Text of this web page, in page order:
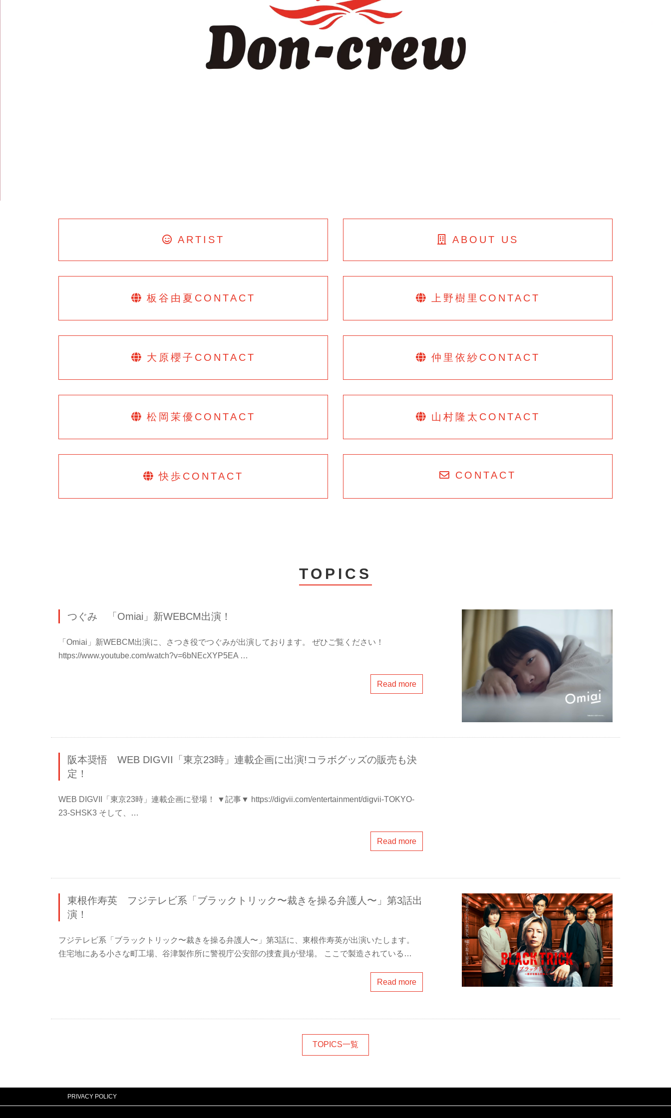
ARTIST ABOUT US
板谷由夏 CONTACT 上野樹里 CONTACT
大原櫻子 CONTACT 仲里依紗 CONTACT
松岡茉優 CONTACT 山村隆太 CONTACT
快歩 CONTACT CONTACT
TOPICS
つぐみ 「Omiai」新WEBCM出演！
「Omiai」新WEBCM出演に、さつき役でつぐみが出演しております。 ぜひご覧ください！
https://www.youtube.com/watch?v=6bNEcXYP5EA …
Read more
阪本奨悟 WEB DIGVII「東京23時」連載企画に出演!コラボグッズの販売も決
定！
WEB DIGVII「東京23時」連載企画に登場！ ▼記事▼ https://digvii.com/entertainment/digvii-TOKYO-
23-SHSK3 そして、…
Read more
東根作寿英 フジテレビ系「ブラックトリック〜裁きを操る弁護人〜」第3話出
演！
フジテレビ系「ブラックトリック〜裁きを操る弁護人〜」第3話に、東根作寿英が出演いたします。
住宅地にある小さな町工場、谷津製作所に警視庁公安部の捜査員が登場。 ここで製造されている…
Read more
TOPICS一覧
PRIVACY POLICY